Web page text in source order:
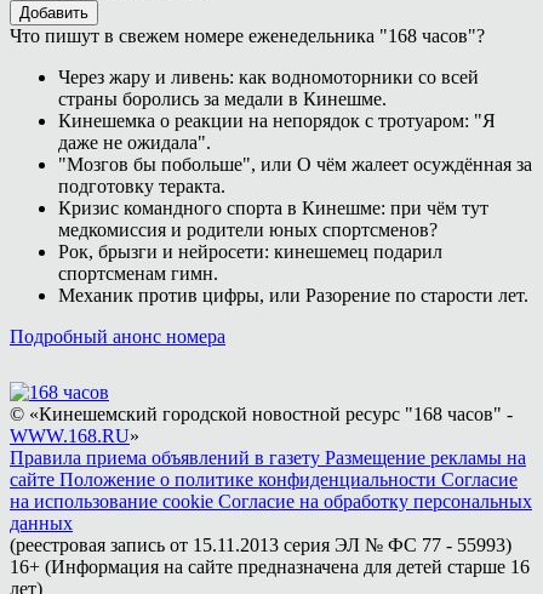
Добавить
Что пишут в свежем номере еженедельника "168 часов"?
Через жару и ливень: как водномоторники со всей
страны боролись за медали в Кинешме.
Кинешемка о реакции на непорядок с тротуаром: "Я
даже не ожидала".
"Мозгов бы побольше", или О чём жалеет осуждённая за
подготовку теракта.
Кризис командного спорта в Кинешме: при чём тут
медкомиссия и родители юных спортсменов?
Рок, брызги и нейросети: кинешемец подарил
спортсменам гимн.
Механик против цифры, или Разорение по старости лет.
Подробный анонс номера
© «Кинешемский городской новостной ресурс "168 часов" -
WWW.168.RU»
Правила приема объявлений в газету Размещение рекламы на
сайте Положение о политике конфиденциальности Согласие
на использование cookie Согласие на обработку персональных
данных
(реестровая запись от 15.11.2013 серия ЭЛ № ФС 77 - 55993)
16+ (Информация на сайте предназначена для детей старше 16
лет)